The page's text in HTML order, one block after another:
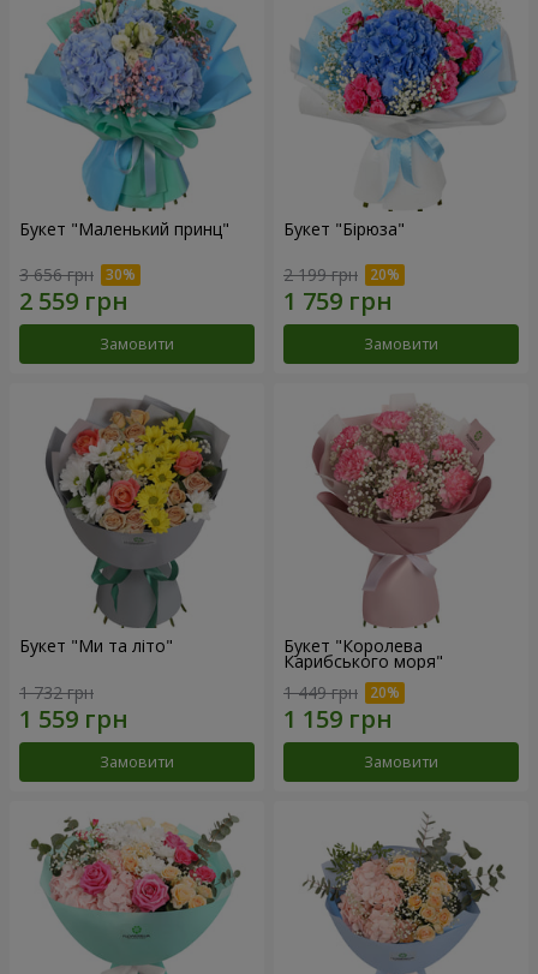
Букет "Маленький принц"
3 656 грн
Замовити
Букет "Бірюза"
2 199 грн
Замовити
Букет "Ми та літо"
1 732 грн
Замовити
Букет "Королева
Карибського моря"
1 449 грн
Замовити